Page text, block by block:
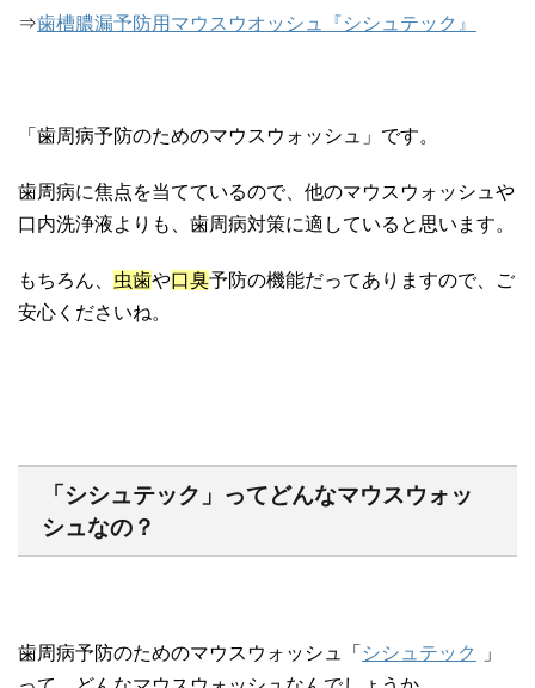
⇒歯槽膿漏予防用マウスウオッシュ『シシュテック』
「歯周病予防のためのマウスウォッシュ」です。
歯周病に焦点を当てているので、他のマウスウォッシュや
口内洗浄液よりも、歯周病対策に適していると思います。
もちろん、 虫歯や口臭予防の機能だってありますので、ご
安心くださいね。
「シシュテック」ってどんなマウスウォッ
シュなの？
歯周病予防のためのマウスウォッシュ「 シシュテック
」